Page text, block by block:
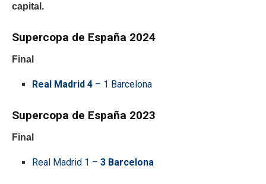
capital.
Supercopa de España 2024
Final
Real Madrid 4 – 1 Barcelona
Supercopa de España 2023
Final
Real Madrid 1 –3 Barcelona